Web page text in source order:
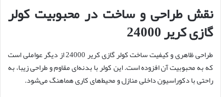
نقش طراحی و ساخت در محبوبیت کولر
گازی کریر 24000
طراحی ظاهری و کیفیت ساخت کولر گازی کریر 24000 از دیگر عواملی است
که به محبوبیت آن افزوده است. این کولر با بدنه‌ای مقاوم و طراحی زیبا، به
راحتی با دکوراسیون داخلی منازل و محیط‌های کاری هماهنگ می‌شود.